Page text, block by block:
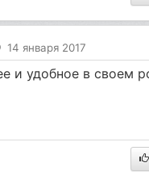
14 января 2017
и удобное в своем